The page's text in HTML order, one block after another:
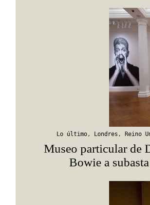
Lo último, Londres , Reino
Museo particular de
Bowie a subasta